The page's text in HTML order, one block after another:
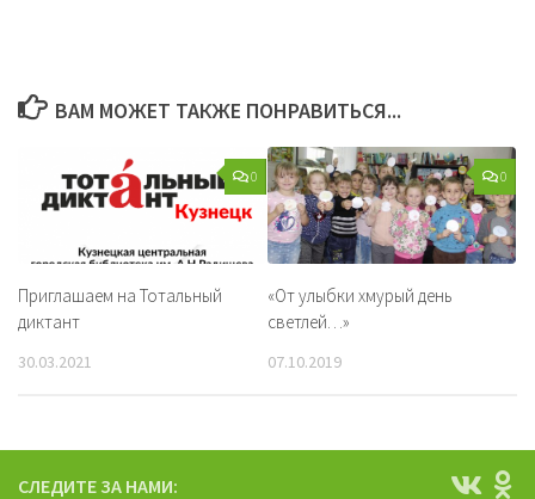
ВАМ МОЖЕТ ТАКЖЕ ПОНРАВИТЬСЯ...
0
Приглашаем на Тотальный
диктант
30.03.2021
0
«От улыбки хмурый день
светлей…»
07.10.2019
СЛЕДИТЕ ЗА НАМИ: